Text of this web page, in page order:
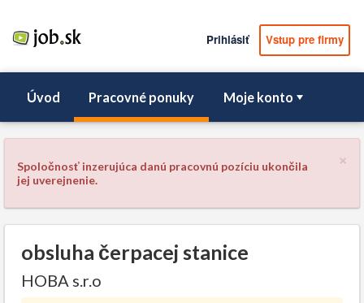
Prihlásiť Vstup pre firmy
Úvod Pracovné ponuky Moje konto
×
Spoločnosť inzerujúca danú pracovnú pozíciu ukončila
jej uverejnenie.
obsluha čerpacej stanice
HOBA s.r.o